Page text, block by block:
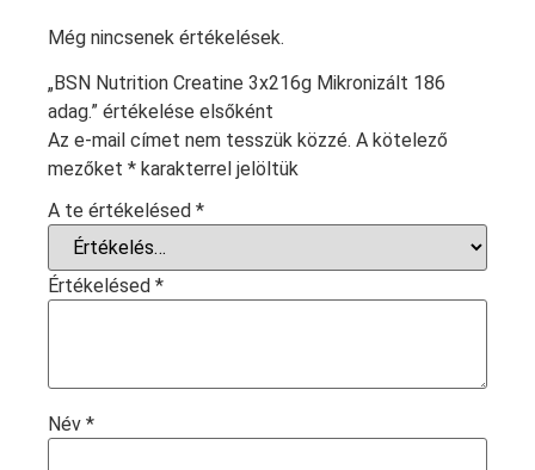
Még nincsenek értékelések.
„BSN Nutrition Creatine 3x216g Mikronizált 186
adag.” értékelése elsőként
Az e-mail címet nem tesszük közzé. A kötelező
mezőket * karakterrel jelöltük
A te értékelésed *
Értékelésed *
Név *